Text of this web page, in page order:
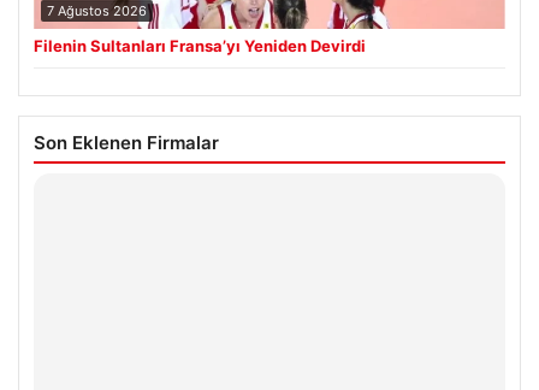
7 Ağustos 2026
Filenin Sultanları Fransa’yı Yeniden Devirdi
Son Eklenen Firmalar